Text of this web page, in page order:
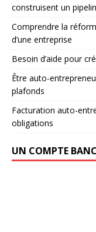
construisent un
Comprendre la
d’une entreprise
Besoin d’aide pour
Être auto-
plafonds
Facturation auto-
obligations
UN COMPTE